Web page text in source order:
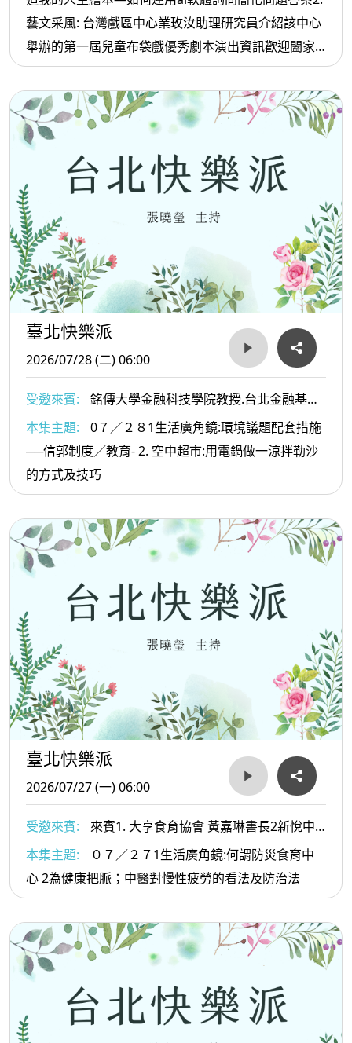
藝文采風: 台灣戲區中心業玫汝助理研究員介紹該中心
舉辦的第一屆兒童布袋戲優秀劇本演出資訊歡迎闔家
前往觀賞
臺北快樂派
2026/07/28 (二) 06:00
受邀來賓:
銘傳大學金融科技學院教授.台北金融基金
會董事李智仁博士 6. 2健行科技大學餐旅管理系黃經典
教授 2. .文化影響力平台總監 陳德齡博士
本集主題:
0７／２８1生活廣角鏡:環境議題配套措施
──信郭制度／教育- 2. 空中超市:用電鍋做一涼拌勒沙
的方式及技巧
臺北快樂派
2026/07/27 (一) 06:00
受邀來賓:
來賓1. 大享食育協會 黃嘉琳書長2新悅中
醫診所 李崇銘醫師
本集主題:
０７／２７1生活廣角鏡:何謂防災食育中
心 2為健康把脈；中醫對慢性疲勞的看法及防治法